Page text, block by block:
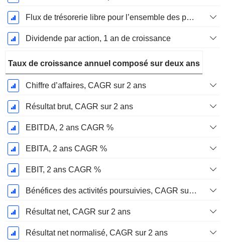
Flux de trésorerie libre pour l’ensemble des pourvoyeurs de fonds (créanciers et actionnaires) FCFF, Croissance 1 an
Dividende par action, 1 an de croissance
Taux de croissance annuel composé sur deux ans
Chiffre d’affaires, CAGR sur 2 ans
Résultat brut, CAGR sur 2 ans
EBITDA, 2 ans CAGR %
EBITA, 2 ans CAGR %
EBIT, 2 ans CAGR %
Bénéfices des activités poursuivies, CAGR sur 2 ans
Résultat net, CAGR sur 2 ans
Résultat net normalisé, CAGR sur 2 ans